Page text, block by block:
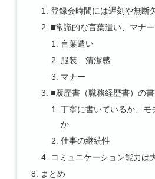
登録会時間には遅刻や無断
■常識的な言葉遣い、マナー
言葉遣い
服装 清潔感
マナー
■履歴書（職務経歴書）の
丁寧に書いているか、モ
か
仕事の継続性
コミュニケーション能力は
まとめ